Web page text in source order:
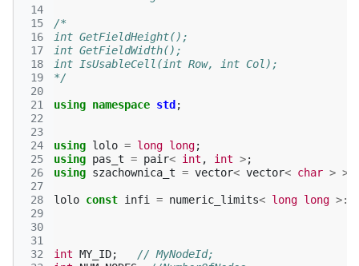
14
15
16
17
18
19
20
21
22
23
24
25
26
27
28
29
30
31
32
/*
int GetFieldHeight();
int GetFieldWidth();
int IsUsableCell(int Row, int Col);
*/
using namespace std ;
using lolo = long long;
using pas_t = pair< int , int >;
using szachownica_t = vector< vector< char > >
lolo const infi = numeric_limits< long long >::
int MY_ID;
// MyNodeId;